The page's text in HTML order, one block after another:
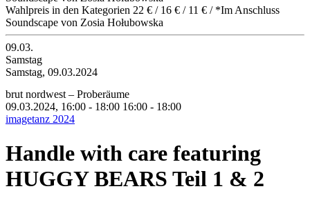
Wahlpreis in den Kategorien 22 € / 16 € / 11 € / *Im Anschluss
Soundscape von Zosia Hołubowska
09.03.
Samstag
Samstag, 09.03.2024
brut nordwest – Proberäume
09.03.2024, 16:00 - 18:00 16:00 - 18:00
imagetanz 2024
Handle with care featuring
HUGGY BEARS Teil 1 & 2